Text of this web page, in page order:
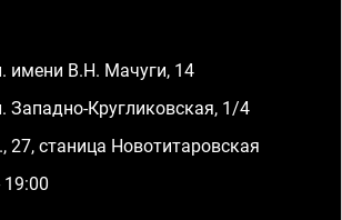
имени В.Н. Мачуги, 14
Западно-Кругликовская, 1/4
27, станица Новотитаровская
19:00